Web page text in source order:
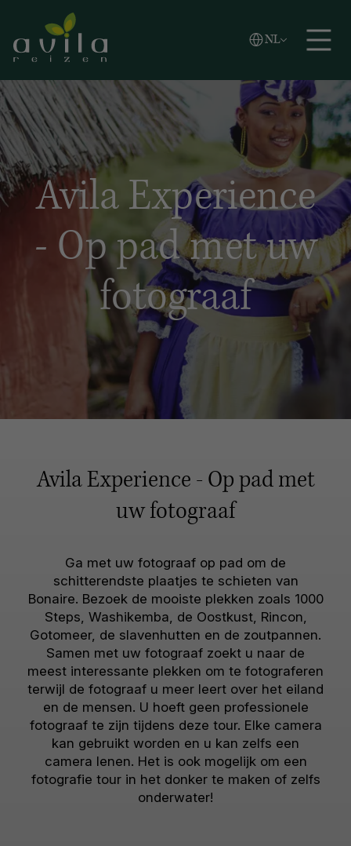
Zoeken
NL
Vlaams
English
Avila Experience
- Op pad met uw
fotograaf
Avila Experience - Op pad met
uw fotograaf
Ga met uw fotograaf op pad om de
schitterendste plaatjes te schieten van
Bonaire. Bezoek de mooiste plekken zoals 1000
Steps, Washikemba, de Oostkust, Rincon,
Gotomeer, de slavenhutten en de zoutpannen.
Samen met uw fotograaf zoekt u naar de
meest interessante plekken om te fotograferen
terwijl de fotograaf u meer leert over het eiland
en de mensen. U hoeft geen professionele
fotograaf te zijn tijdens deze tour. Elke camera
kan gebruikt worden en u kan zelfs een
camera lenen. Het is ook mogelijk om een
fotografie tour in het donker te maken of zelfs
onderwater!